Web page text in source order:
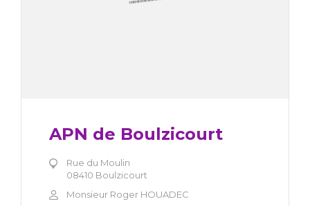
APN de Boulzicourt
Rue du Moulin
08410 Boulzicourt
Monsieur Roger HOUADEC